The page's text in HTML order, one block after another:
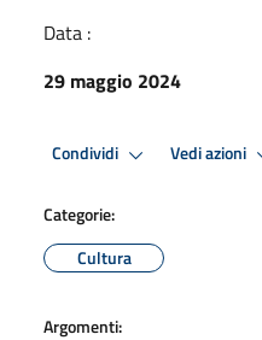
Data :
29 maggio 2024
Condividi Vedi azioni
Categorie:
Cultura
Argomenti: